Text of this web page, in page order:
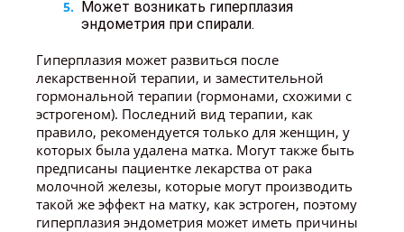
Может возникать гиперплазия
эндометрия при спирали.
Гиперплазия может развиться после
лекарственной терапии, и заместительной
гормональной терапии (гормонами, схожими с
эстрогеном). Последний вид терапии, как
правило, рекомендуется только для женщин, у
которых была удалена матка. Могут также быть
предписаны пациентке лекарства от рака
молочной железы, которые могут производить
такой же эффект на матку, как эстроген, поэтому
гиперплазия эндометрия может иметь причины